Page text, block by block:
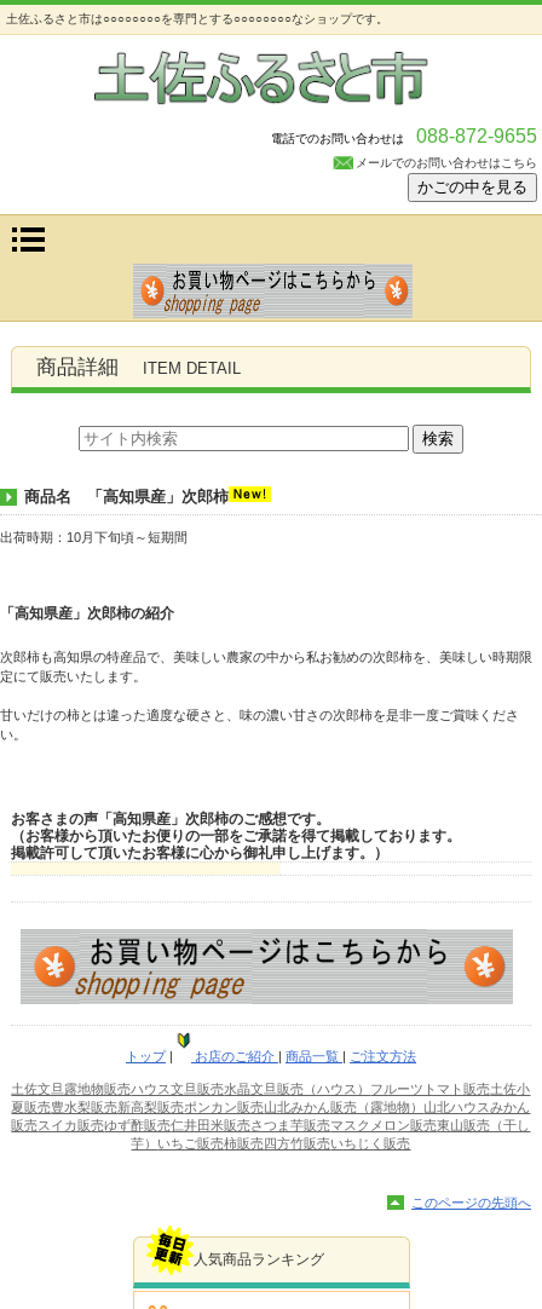
土佐ふるさと市は○○○○○○○○を専門とする○○○○○○○○なショップです。
電話でのお問い合わせは 088-872-9655
メールでのお問い合わせはこちら
商品詳細 ITEM DETAIL
商品名 「高知県産」次郎柿
出荷時期：10月下旬頃～短期間
「高知県産」次郎柿の紹介
次郎柿も高知県の特産品で、美味しい農家の中から私お勧めの次郎柿を、美味しい時期限
定にて販売いたします。
甘いだけの柿とは違った適度な硬さと、味の濃い甘さの次郎柿を是非一度ご賞味くださ
い。
お客さまの声「高知県産」次郎柿のご感想です。
（お客様から頂いたお便りの一部をご承諾を得て掲載しております。
掲載許可して頂いたお客様に心から御礼申し上げます。）
トップ| お店のご紹介 | 商品一覧 | ご注文方法
土佐文旦露地物販売ハウス文旦販売水晶文旦販売（ハウス） フルーツトマト販売土佐小
夏販売豊水梨販売新高梨販売ポンカン販売山北みかん販売（露地物） 山北ハウスみかん
販売スイカ販売ゆず酢販売仁井田米販売さつま芋販売マスクメロン販売東山販売（干し
芋） いちご販売柿販売四方竹販売いちじく販売
このページの先頭へ
人気商品ランキング